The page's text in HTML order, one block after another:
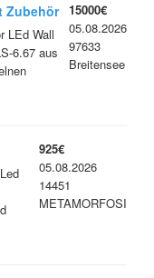
Zubehör
LEd Wall
6.67 aus
15000€
05.08.2026
97633
Breitensee
925€
05.08.2026
14451
METAMORFOSI